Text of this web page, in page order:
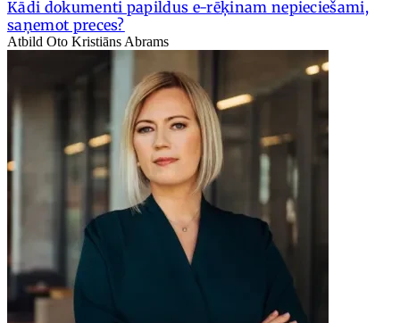
Kādi dokumenti papildus e-rēķinam nepieciešami,
saņemot preces?
Atbild Oto Kristiāns Abrams